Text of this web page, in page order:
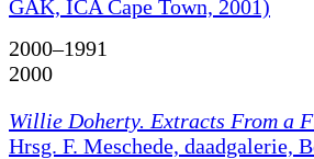
GAK, ICA Cape Town, 2001)
2000–1991
2000
Willie Doherty. Extracts From a
Hrsg. F. Meschede, daadgalerie,